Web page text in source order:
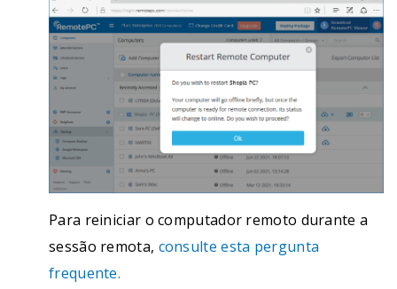
Para reiniciar o computador remoto durante a
sessão remota, consulte esta pergunta
frequente.